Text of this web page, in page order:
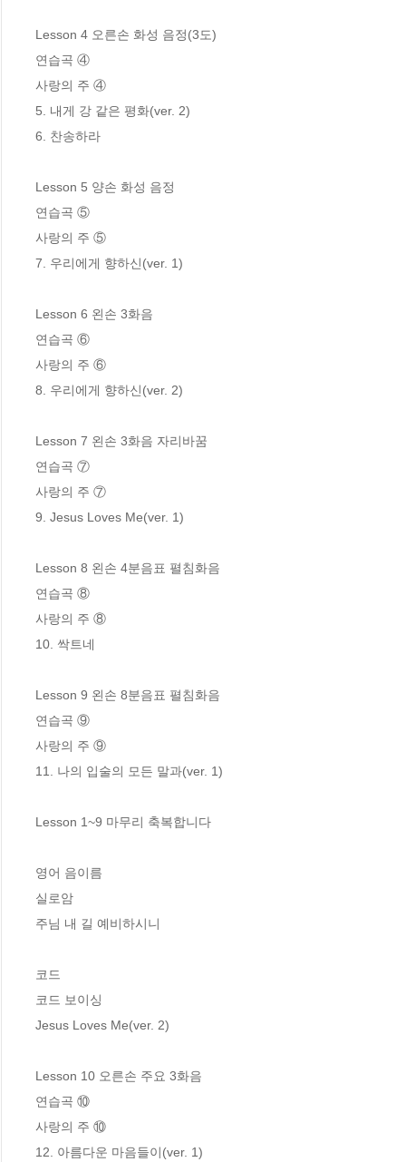
Lesson 4 오른손 화성 음정(3도)
연습곡 ④
사랑의 주 ④
5. 내게 강 같은 평화(ver. 2)
6. 찬송하라
Lesson 5 양손 화성 음정
연습곡 ⑤
사랑의 주 ⑤
7. 우리에게 향하신(ver. 1)
Lesson 6 왼손 3화음
연습곡 ⑥
사랑의 주 ⑥
8. 우리에게 향하신(ver. 2)
Lesson 7 왼손 3화음 자리바꿈
연습곡 ⑦
사랑의 주 ⑦
9. Jesus Loves Me(ver. 1)
Lesson 8 왼손 4분음표 펼침화음
연습곡 ⑧
사랑의 주 ⑧
10. 싹트네
Lesson 9 왼손 8분음표 펼침화음
연습곡 ⑨
사랑의 주 ⑨
11. 나의 입술의 모든 말과(ver. 1)
Lesson 1~9 마무리 축복합니다
영어 음이름
실로암
주님 내 길 예비하시니
코드
코드 보이싱
Jesus Loves Me(ver. 2)
Lesson 10 오른손 주요 3화음
연습곡 ⑩
사랑의 주 ⑩
12. 아름다운 마음들이(ver. 1)